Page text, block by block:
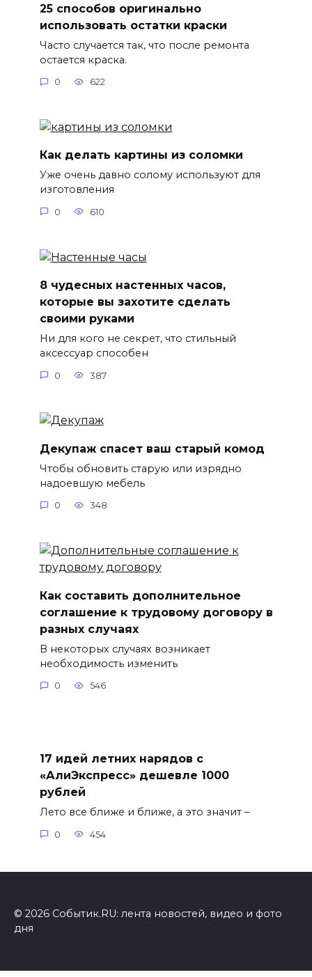
25 способов оригинально
использовать остатки краски
Часто случается так, что после ремонта
остается краска.
0 622
Как делать картины из соломки
Уже очень давно солому используют для
изготовления
0 610
8 чудесных настенных часов,
которые вы захотите сделать
своими руками
Ни для кого не секрет, что стильный
аксессуар способен
0 387
Декупаж спасет ваш старый комод
Чтобы обновить старую или изрядно
надоевшую мебель
0 348
Как составить дополнительное
соглашение к трудовому договору в
разных случаях
В некоторых случаях возникает
необходимость изменить
0 546
17 идей летних нарядов с
«АлиЭкспресс» дешевле 1000
рублей
Лето все ближе и ближе, а это значит –
0 454
© 2026 Событик.RU: лента новостей, видео и фото
дня